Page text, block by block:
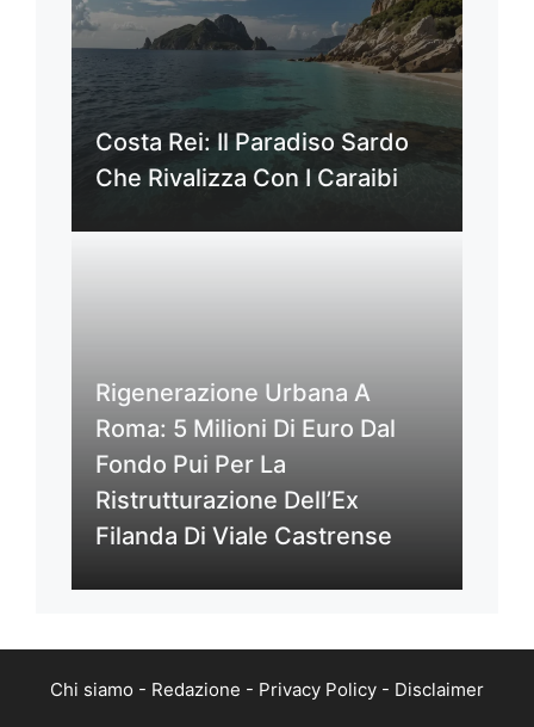
Costa Rei: Il Paradiso Sardo
Che Rivalizza Con I Caraibi
Rigenerazione Urbana A
Roma: 5 Milioni Di Euro Dal
Fondo Pui Per La
Ristrutturazione Dell’Ex
Filanda Di Viale Castrense
Chi siamo - Redazione - Privacy Policy - Disclaimer